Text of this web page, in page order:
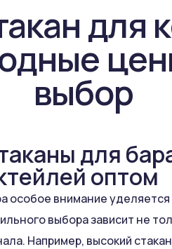
для
выбор
для
оптом
особое внимание уделяется
выбора зависит не
Например, высокий